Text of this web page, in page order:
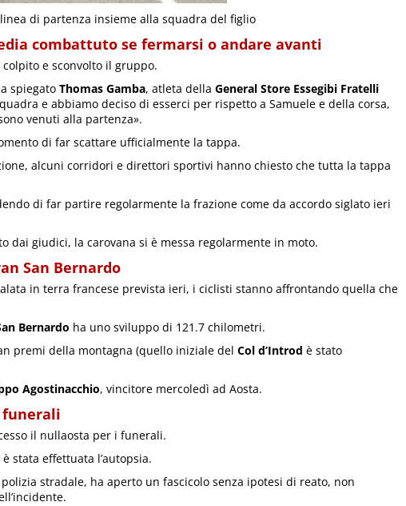
di partenza insieme alla squadra del figlio
combattuto se fermarsi o andare avanti
colpito e sconvolto il gruppo.
spiegato Thomas Gamba, atleta della General Store Essegibi Fratelli
e abbiamo deciso di esserci per rispetto a Samuele e della corsa,
venuti alla partenza».
di far scattare ufficialmente la tappa.
alcuni corridori e direttori sportivi hanno chiesto che tutta la tappa
di far partire regolarmente la frazione come da accordo siglato ieri
dai giudici, la carovana si è messa regolarmente in moto.
San Bernardo
in terra francese prevista ieri, i ciclisti stanno affrontando quella che
Bernardo ha uno sviluppo di 121.7 chilometri.
premi della montagna (quello iniziale del Col d’Introd è stato
Agostinacchio, vincitore mercoledì ad Aosta.
funerali
il nullaosta per i funerali.
stata effettuata l’autopsia.
stradale, ha aperto un fascicolo senza ipotesi di reato, non